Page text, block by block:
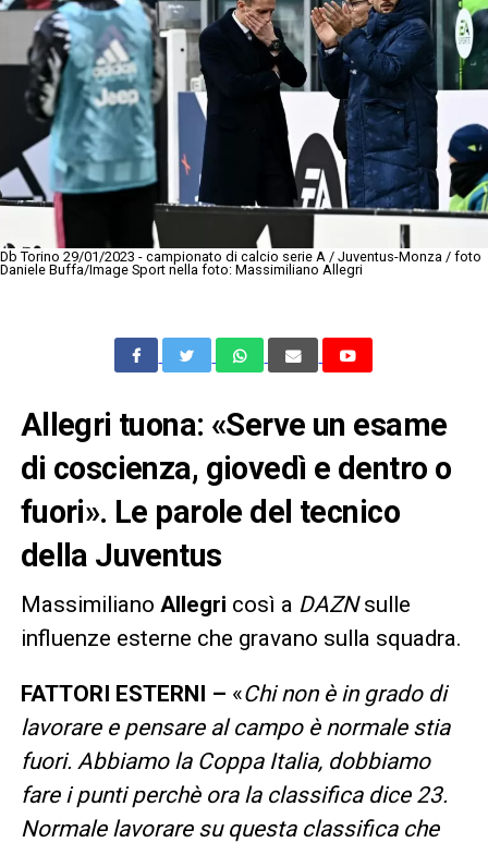
Db Torino 29/01/2023 - campionato di calcio serie A / Juventus-Monza / foto
Daniele Buffa/Image Sport nella foto: Massimiliano Allegri
Allegri tuona: «Serve un esame
di coscienza, giovedì e dentro o
fuori». Le parole del tecnico
della Juventus
Massimiliano Allegri così a DAZNsulle
influenze esterne che gravano sulla squadra.
FATTORI ESTERNI – «Chi non è in grado di
lavorare e pensare al campo è normale stia
fuori. Abbiamo la Coppa Italia, dobbiamo
fare i punti perchè ora la classifica dice 23.
Normale lavorare su questa classifica che